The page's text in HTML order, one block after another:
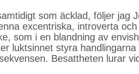
som äcklad, följer jag
excentriska, introverta
som i en blandning av
luktsinnet styra
Besattheten lurar